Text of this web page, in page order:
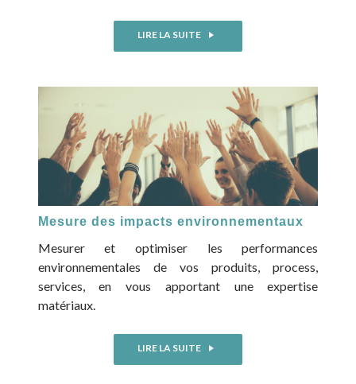
LIRE LA SUITE
Mesure des impacts environnementaux
Mesurer et optimiser les performances
environnementales de vos produits, process,
services, en vous apportant une expertise
matériaux.
LIRE LA SUITE